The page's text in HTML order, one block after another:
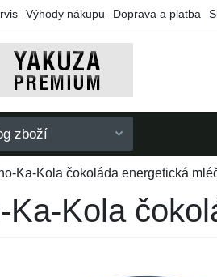
Výhody nákupu Doprava a platba
zboží
Ka-Kola čokoláda energetická
Ka-Kola